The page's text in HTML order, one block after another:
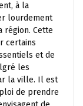
à la
lourdement
région. Cette
certains
et de
les
la ville. Il est
de prendre